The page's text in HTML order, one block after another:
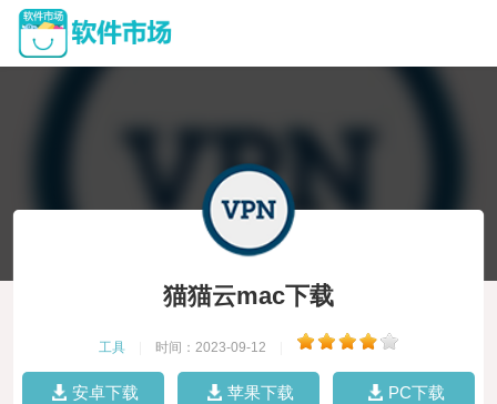
猫猫云mac下载
工具 时间：2023-09-12
安卓下载 苹果下载 PC下载